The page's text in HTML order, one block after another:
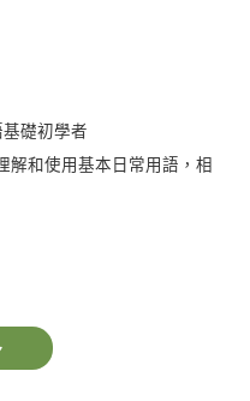
礎初學者
解和使用基本日常用語，相